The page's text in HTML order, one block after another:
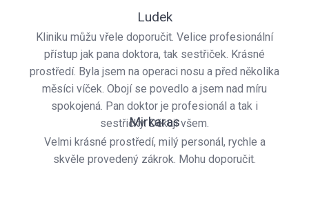
Ludek
Kliniku můžu vřele doporučit. Velice profesionální
přístup jak pana doktora, tak sestřiček. Krásné
prostředí. Byla jsem na operaci nosu a před několika
měsíci víček. Obojí se povedlo a jsem nad míru
spokojená. Pan doktor je profesionál a tak i
sestřičky. Děkuji všem.
Mirkaras
Velmi krásné prostředí, milý personál, rychle a
skvěle provedený zákrok. Mohu doporučit.